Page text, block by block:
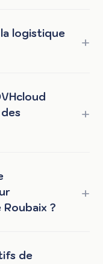
logistique
?
de